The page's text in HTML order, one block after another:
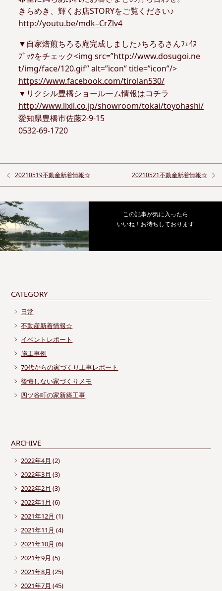
きらめき、輝くお店STORYをご覧ください♪
http://youtu.be/mdk–CrZlv4
▼自家焙煎ちろる庵完成しました♪ちろるさんﾌｪｲｽ
ﾌﾞｯｸをチェック<img src=”http://www.dosugoi.ne
t/img/face/120.gif” alt=”icon” title=”icon”/>
https://www.facebook.com/tirolan530/
▼リクシル豊橋ショールーム情報はコチラ
http://www.lixil.co.jp/showroom/tokai/toyohashi/
愛知県豊橋市佐藤2-9-15
0532-69-1720
20210519不動産新着情報☆ 20210521不動産新着情報☆
この記事が気に入ったら
いいね！お待ちしております
CATEGORY
日常
不動産新着情報☆
イベントレポート
施工事例
70代からの家づくり工事レポート
後悔しない家づくりメモ
四ツ谷町の家新築工事
ARCHIVE
2022年4月 (2)
2022年3月 (3)
2022年2月 (3)
2022年1月 (6)
2021年12月 (1)
2021年11月 (4)
2021年10月 (6)
2021年9月 (5)
2021年8月 (25)
2021年7月 (45)